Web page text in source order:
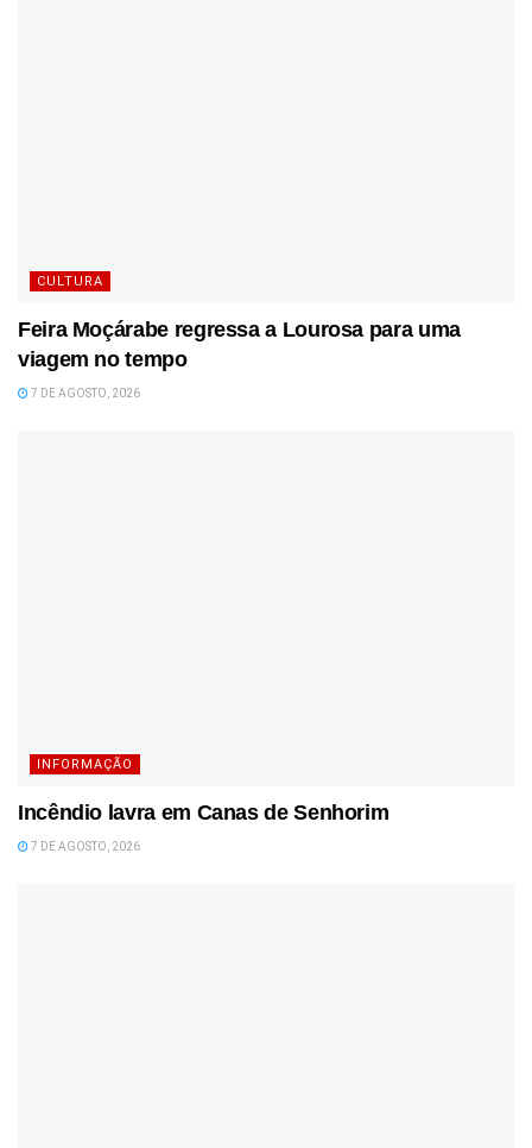
CULTURA
Feira Moçárabe regressa a Lourosa para uma
viagem no tempo
7 DE AGOSTO, 2026
INFORMAÇÃO
Incêndio lavra em Canas de Senhorim
7 DE AGOSTO, 2026